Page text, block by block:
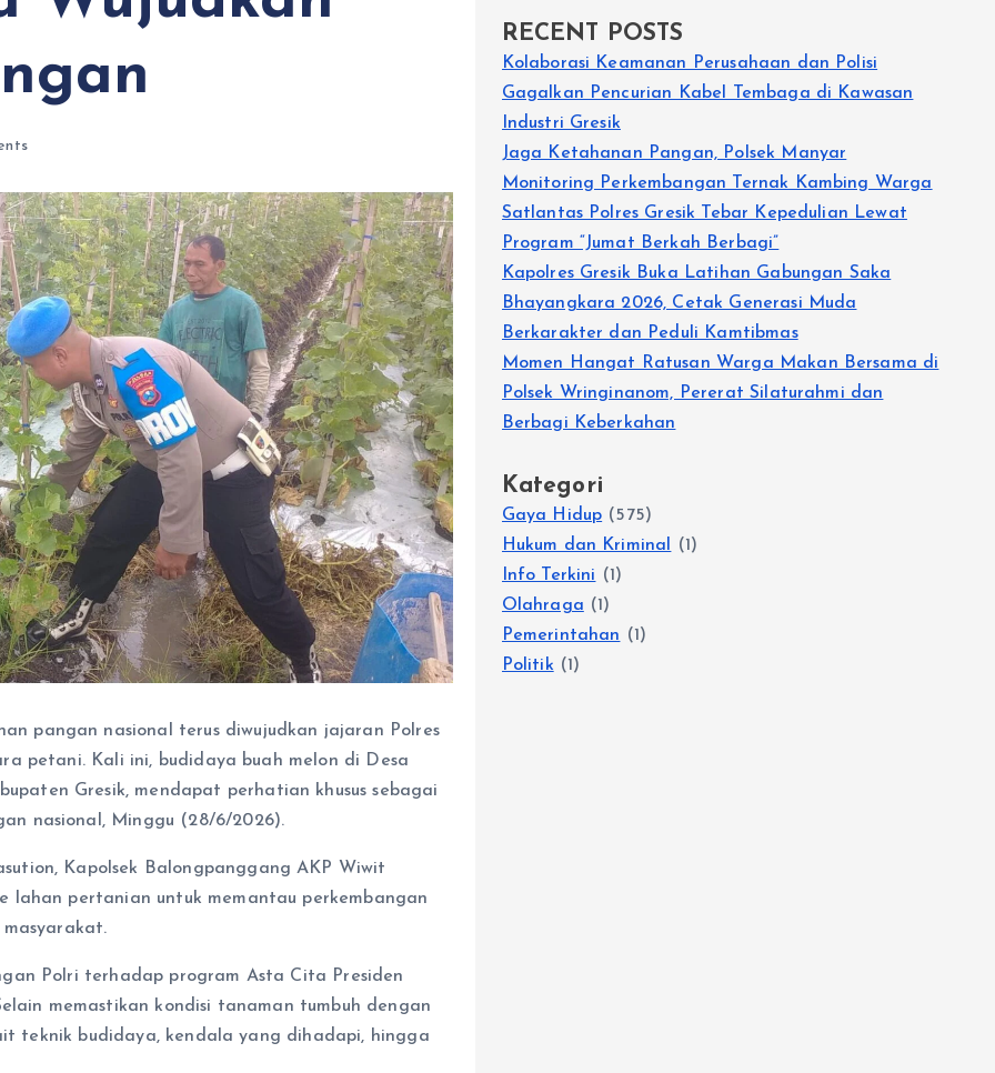
pangan nasional terus diwujudkan jajaran Polres
petani. Kali ini, budidaya buah melon di Desa
Gresik, mendapat perhatian khusus sebagai
nasional, Minggu (28/6/2026).
Kapolsek Balongpanggang AKP Wiwit
lahan pertanian untuk memantau perkembangan
Polri terhadap program Asta Cita Presiden
memastikan kondisi tanaman tumbuh dengan
teknik budidaya, kendala yang dihadapi, hingga
RECENT POSTS
Kolaborasi Keamanan Perusahaan dan Polisi
Gagalkan Pencurian Kabel Tembaga di Kawasan
Industri Gresik
Jaga Ketahanan Pangan, Polsek Manyar
Monitoring Perkembangan Ternak Kambing Warga
Satlantas Polres Gresik Tebar Kepedulian Lewat
Program “Jumat Berkah Berbagi”
Kapolres Gresik Buka Latihan Gabungan Saka
Bhayangkara 2026, Cetak Generasi Muda
Berkarakter dan Peduli Kamtibmas
Momen Hangat Ratusan Warga Makan Bersama di
Polsek Wringinanom, Pererat Silaturahmi dan
Berbagi Keberkahan
Kategori
Gaya Hidup (575)
Hukum dan Kriminal
(1)
Info Terkini (1)
Olahraga (1)
Pemerintahan (1)
Politik (1)